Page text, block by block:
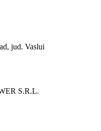
jud. Vaslui
S.R.L.